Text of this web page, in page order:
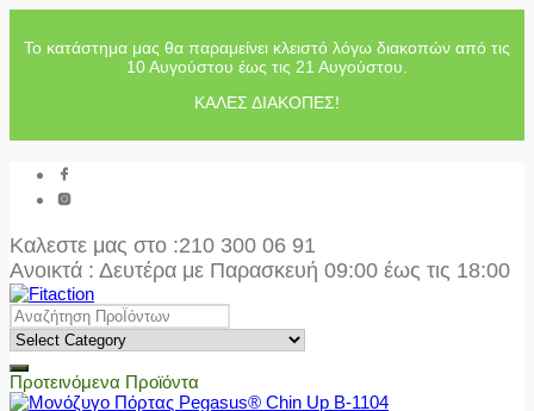
Το κατάστημα μας θα παραμείνει κλειστό λόγω διακοπών από τις
10 Αυγούστου έως τις 21 Αυγούστου.
ΚΑΛΕΣ ΔΙΑΚΟΠΕΣ!
Καλεστε μας στο :210 300 06 91
Ανοικτά : Δευτέρα με Παρασκευή 09:00 έως τις 18:00
Προτεινόμενα Προϊόντα